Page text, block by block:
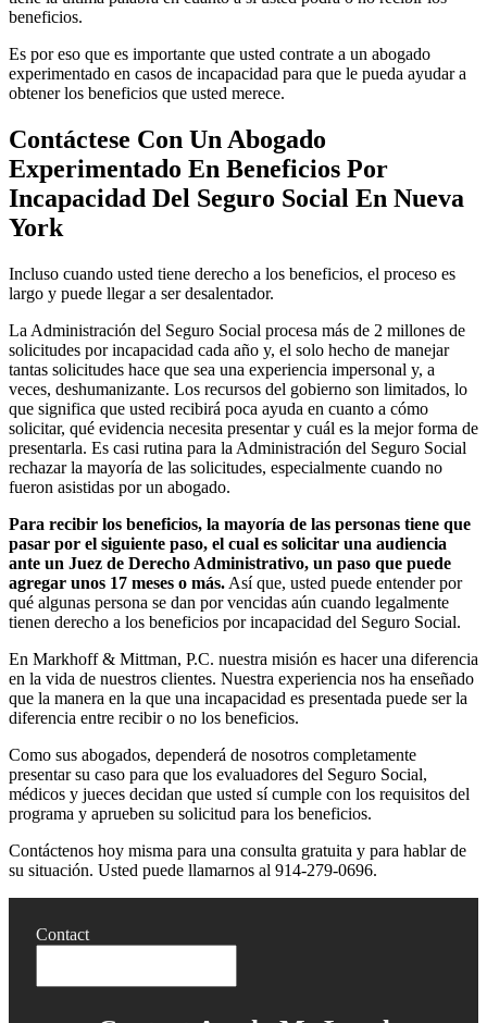
beneficios.
Es por eso que es importante que usted contrate a un abogado
experimentado en casos de incapacidad para que le pueda ayudar a
obtener los beneficios que usted merece.
Contáctese Con Un Abogado
Experimentado En Beneficios Por
Incapacidad Del Seguro Social En Nueva
York
Incluso cuando usted tiene derecho a los beneficios, el proceso es
largo y puede llegar a ser desalentador.
La Administración del Seguro Social procesa más de 2 millones de
solicitudes por incapacidad cada año y, el solo hecho de manejar
tantas solicitudes hace que sea una experiencia impersonal y, a
veces, deshumanizante. Los recursos del gobierno son limitados, lo
que significa que usted recibirá poca ayuda en cuanto a cómo
solicitar, qué evidencia necesita presentar y cuál es la mejor forma de
presentarla. Es casi rutina para la Administración del Seguro Social
rechazar la mayoría de las solicitudes, especialmente cuando no
fueron asistidas por un abogado.
Para recibir los beneficios, la mayoría de las personas tiene que
pasar por el siguiente paso, el cual es solicitar una audiencia
ante un Juez de Derecho Administrativo, un paso que puede
agregar unos 17 meses o más. Así que, usted puede entender por
qué algunas persona se dan por vencidas aún cuando legalmente
tienen derecho a los beneficios por incapacidad del Seguro Social.
En Markhoff & Mittman, P.C. nuestra misión es hacer una diferencia
en la vida de nuestros clientes. Nuestra experiencia nos ha enseñado
que la manera en la que una incapacidad es presentada puede ser la
diferencia entre recibir o no los beneficios.
Como sus abogados, dependerá de nosotros completamente
presentar su caso para que los evaluadores del Seguro Social,
médicos y jueces decidan que usted sí cumple con los requisitos del
programa y aprueben su solicitud para los beneficios.
Contáctenos hoy misma para una consulta gratuita y para hablar de
su situación. Usted puede llamarnos al 914-279-0696.
Contact